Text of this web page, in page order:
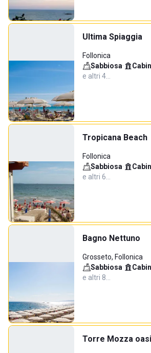
Ultima Spiaggia
Follonica
Sabbiosa·
e altri 4…
Tropicana Beach
Follonica
Sabbiosa·
e altri 6…
Bagno Nettuno
Grosseto, Follonica
Sabbiosa·
e altri 8…
Torre Mozza